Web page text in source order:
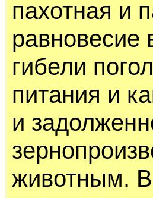
пахотная и
pавновесие
гибели
питания и
и
животным. В